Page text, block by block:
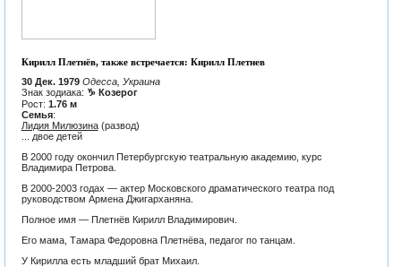
Кирилл Плетнёв, также встречается: Кирилл Плетнев
30 Дек. 1979 Одесса, Украина
Знак зодиака: ♑ Козерог
Рост: 1.76 м
Семья:
Лидия Милюзина(развод)
... двое детей
В 2000 году окончил Петербургскую театральную академию, курс
Владимира Петрова.
В 2000-2003 годах — актер Московского драматического театра под
руководством Армена Джигарханяна.
Полное имя — Плетнёв Кирилл Владимирович.
Его мама, Тамара Федоровна Плетнёва, педагог по танцам.
У Кирилла есть младший брат Михаил.